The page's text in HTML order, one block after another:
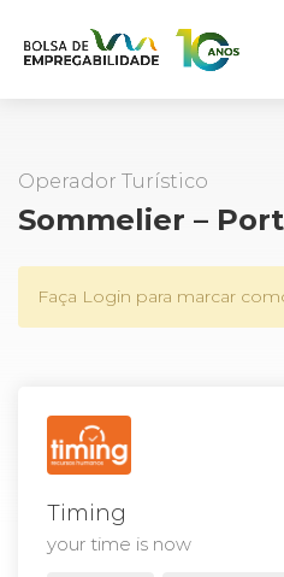
Operador Turístico
Sommelier –
Faça Login para marcar
Timing
your time is now